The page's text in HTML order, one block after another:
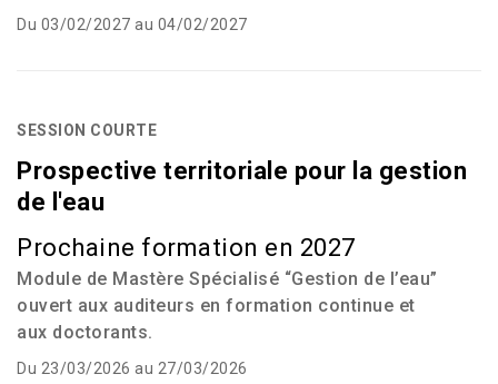
Du 03/02/2027 au 04/02/2027
SESSION COURTE
Prospective territoriale pour la gestion
de l'eau
Prochaine formation en 2027
Module de Mastère Spécialisé “Gestion de l’eau”
ouvert aux auditeurs en formation continue et
aux doctorants.
Du 23/03/2026 au 27/03/2026